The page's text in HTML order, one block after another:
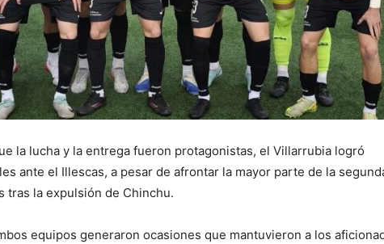
la lucha y la entrega fueron protagonistas, el Villarrubia logró
ante el Illescas, a pesar de afrontar la mayor parte de la
tras la expulsión de Chinchu.
equipos generaron ocasiones que mantuvieron a los